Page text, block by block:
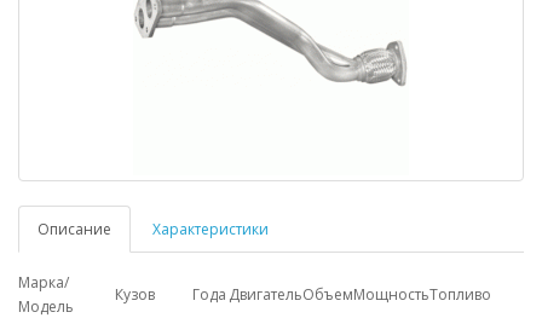
Описание Характеристики
Марка/
Модель
Кузов Года ДвигательОбъемМощностьТопливо